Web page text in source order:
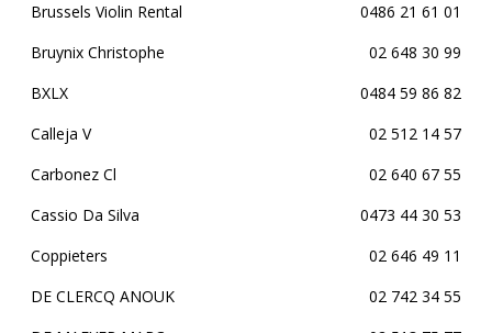
Brussels Violin Rental
0486 21 61 01
Bruynix Christophe
02 648 30 99
BXLX
0484 59 86 82
Calleja V
02 512 14 57
Carbonez Cl
02 640 67 55
Cassio Da Silva
0473 44 30 53
Coppieters
02 646 49 11
DE CLERCQ ANOUK
02 742 34 55